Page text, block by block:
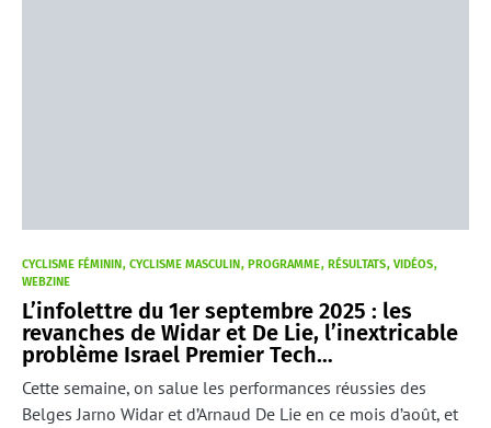
CYCLISME FÉMININ CYCLISME MASCULIN PROGRAMME RÉSULTATS VIDÉOS
WEBZINE
L’infolettre du 1er septembre 2025 : les
revanches de Widar et De Lie, l’inextricable
problème Israel Premier Tech…
Cette semaine, on salue les performances réussies des
Belges Jarno Widar et d’Arnaud De Lie en ce mois d’août, et